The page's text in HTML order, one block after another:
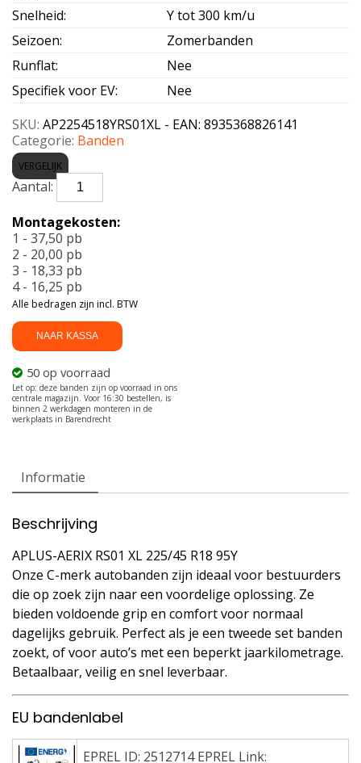
Snelheid:
Y tot 300 km/u
Seizoen:
Zomerbanden
Runflat:
Nee
Specifiek voor EV:
Nee
SKU: AP2254518YRS01XL - EAN: 8935368826141
Categorie: Banden
VERGELIJK
APLUS-
AERIX
XL
225/45
R18
95Y
aantal
NAAR KASSA
50 op voorraad
Montagekosten:
1 - 37,50 pb
2 - 20,00 pb
3 - 18,33 pb
4 - 16,25 pb
Alle bedragen zijn incl. BTW
Informatie
Beschrijving
APLUS-AERIX RS01 XL 225/45 R18 95Y
Onze C-merk autobanden zijn ideaal voor bestuurders
die op zoek zijn naar een voordelige oplossing. Ze
bieden voldoende grip en comfort voor normaal
dagelijks gebruik. Perfect als je een tweede set banden
zoekt, of voor auto’s met een beperkt jaarkilometrage.
Betaalbaar, veilig en snel leverbaar.
EU bandenlabel
EPREL ID: 2512714 EPREL Link: